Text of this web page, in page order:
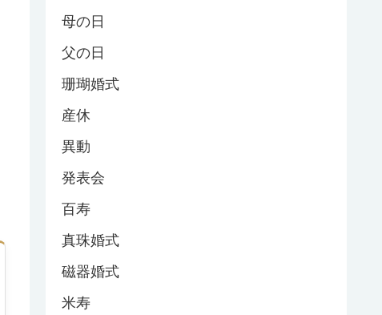
母の日
父の日
珊瑚婚式
産休
異動
発表会
百寿
真珠婚式
磁器婚式
米寿